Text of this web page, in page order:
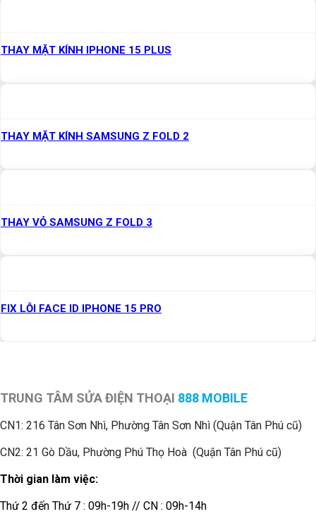
THAY MẶT KÍNH IPHONE 15 PLUS
THAY MẶT KÍNH SAMSUNG Z FOLD 2
THAY VỎ SAMSUNG Z FOLD 3
FIX LỖI FACE ID IPHONE 15 PRO
TRUNG TÂM SỬA ĐIỆN THOẠI 888 MOBILE
CN1: 216 Tân Sơn Nhì, Phường Tân Sơn Nhì (Quận Tân Phú cũ)
CN2: 21 Gò Dầu, Phường Phú Thọ Hoà (Quận Tân Phú cũ)
Thời gian làm việc:
Thứ 2 đến Thứ 7 : 09h-19h // CN : 09h-14h